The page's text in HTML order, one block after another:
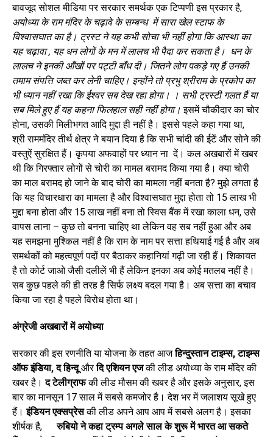
बावजूद सोशल मीडिया पर सरकार समर्थक एक टिप्पणी इस प्रकार है,
अयोध्या के राम मंदिर के चढ़ावे के सम्बन्ध में सारा खेल स्टाफ के
विश्वासघात का है। ट्रस्ट ने यह कभी सोचा भी नहीं होगा कि आस्था का
यह चढ़ावा , यह धन लोगों के मन में लालच भी पैदा कर सकता है। धन के
लालच ने इनकी आँखों पर पट्टी बाँध दी। जितने लोग पकड़े गए हैं उनकी
तमाम संपत्ति जब्त कर लेनी चाहिए। इन्होंने तो प्रभु श्रीराम के प्रकोप का
भी ध्यान नहीं रखा कि ईश्वर सब देख रहा होगा। । सभी ट्रस्टी गलत हैं या
सब मिले हुए हैं यह कहना फिलहाल सही नहीं होगा। इसमें चौकीदार का चोर
होना, उसकी मिलीभगत आदि मुद्दा ही नहीं है। इससे पहले कहा गया था,
श्री राममंदिर तीर्थ क्षेत्र ने बयान दिया है कि सभी चांदी की ईटें और सोने की
वस्तुऐं सुरक्षित हैं। कृपया अफवाहों पर ध्यान ना दें। कल अखबारों में खबर
थी कि गिरफ्तार लोगों से चोरी का मामल बरामद किया गया है। क्या चोरी
का माल बरामद हो जाने के बाद चोरी का मामला नहीं बनता है? मुझे लगता है
कि यह विचारधारा का मामला है और विश्वासघात मुद्दा होता तो 15 लाख भी
मुद्दा बना होता और 15 लाख नहीं बना तो स्विस बैंक में रखा काला धन, उसे
वापस लाना – कुछ तो बनना चाहिए था लेकिन वह सब नहीं हुआ और अब
यह समझना मुश्किल नहीं है कि राम के नाम पर सत्ता हथियाई गई है और अब
समर्थकों को महत्वपूर्ण पदों पर बैठाकर कहानियां गढ़ी जा रही हैं। शिकायत
है तो कोर्ट जाओ जैसी दलीलें भी हैं लेकिन इनका अब कोई मतलब नहीं है।
सब कुछ पहले की ही तरह है सिर्फ लक्ष्य बदल गया है। अब सत्ता का बचाव
किया जा रहा है पहले विरोध होता था।
अंग्रेजी अखबारों में अयोध्या
सरकार की इस रणनीति या योजना के तहत आजहिन्दु्स्तान टाइम्स, टाइम्स
ऑफ इंडिया, द हिन्दूऔरदि एशियन एजकी लीड अयोध्या के राम मंदिर की
खबर है।द टेलीग्राफकी लीड मौसम की खबर है और इसके अनुसार, इस
बार का मानसून 17 साल में सबसे कमजोर है। देश भर में जलाशय सूखे हुए
हैं।इंडियन एक्सप्रेसकी लीड अपने आप आप में सबसे अलग है। इसका
शीर्षक है,रुबियो ने कहा ट्रम्प अगले साल के शुरू में भारत आ सकते